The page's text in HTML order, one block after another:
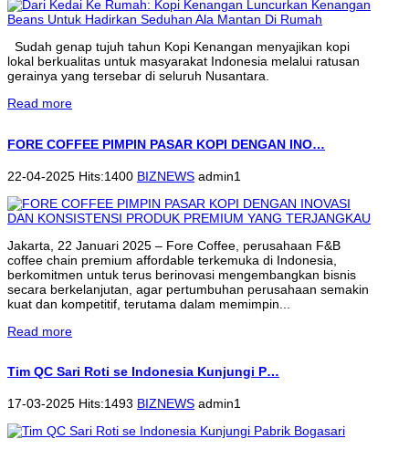
Sudah genap tujuh tahun Kopi Kenangan menyajikan kopi
lokal berkualitas untuk masyarakat Indonesia melalui ratusan
gerainya yang tersebar di seluruh Nusantara.
Read more
FORE COFFEE PIMPIN PASAR KOPI DENGAN INO…
22-04-2025 Hits:1400 BIZNEWS admin1
Jakarta, 22 Januari 2025 – Fore Coffee, perusahaan F&B
coffee chain premium affordable terkemuka di Indonesia,
berkomitmen untuk terus berinovasi mengembangkan bisnis
secara berkelanjutan, agar pertumbuhan perusahaan semakin
kuat dan kompetitif, terutama dalam memimpin...
Read more
Tim QC Sari Roti se Indonesia Kunjungi P…
17-03-2025 Hits:1493 BIZNEWS admin1